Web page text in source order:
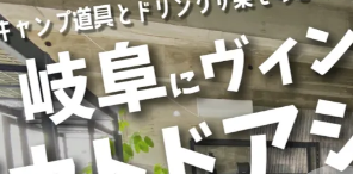
テクノロジー・ガジェット
映像・映画